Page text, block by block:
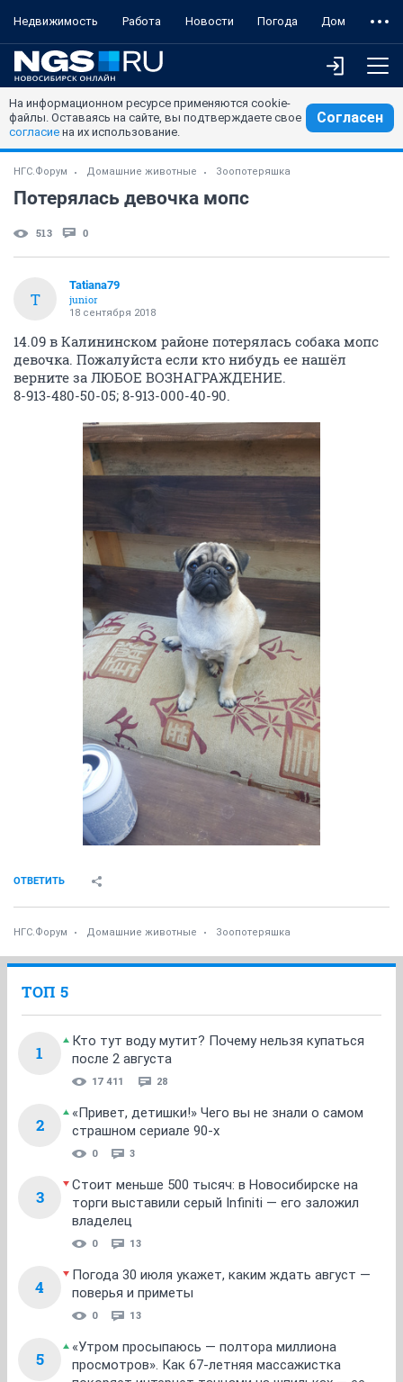
Недвижимость Работа Новости Погода Дом
На информационном ресурсе применяются cookie-
файлы. Оставаясь на сайте, вы подтверждаете свое
согласие на их использование.
Согласен
НГС.Форум Домашние животные Зоопотеряшка
Потерялась девочка мопс
513 0
T
Tatiana79
junior
18 сентября 2018
14.09 в Калининском районе потерялась собака мопс
девочка. Пожалуйста если кто нибудь ее нашёл
верните за ЛЮБОЕ ВОЗНАГРАЖДЕНИЕ.
8-913-480-50-05; 8-913-000-40-90.
ОТВЕТИТЬ
НГС.Форум Домашние животные Зоопотеряшка
ТОП 5
1
Кто тут воду мутит? Почему нельзя купаться
после 2 августа
17 411 28
2
«Привет, детишки!» Чего вы не знали о самом
страшном сериале 90-х
0 3
3
Стоит меньше 500 тысяч: в Новосибирске на
торги выставили серый Infiniti — его заложил
владелец
0 13
4
Погода 30 июля укажет, каким ждать август —
поверья и приметы
0 13
5
«Утром просыпаюсь — полтора миллиона
просмотров». Как 67-летняя массажистка